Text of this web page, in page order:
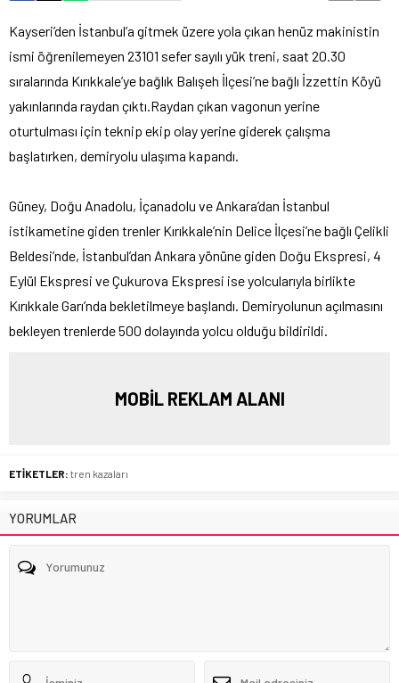
Kayseri’den İstanbul’a gitmek üzere yola çıkan henüz makinistin
ismi öğrenilemeyen 23101 sefer sayılı yük treni, saat 20.30
sıralarında Kırıkkale’ye bağlık Balışeh İlçesi’ne bağlı İzzettin Köyü
yakınlarında raydan çıktı. Raydan çıkan vagonun yerine
oturtulması için teknip ekip olay yerine giderek çalışma
başlatırken, demiryolu ulaşıma kapandı.
Güney, Doğu Anadolu, İçanadolu ve Ankara’dan İstanbul
istikametine giden trenler Kırıkkale’nin Delice İlçesi’ne bağlı Çelikli
Beldesi’nde, İstanbul’dan Ankara yönüne giden Doğu Ekspresi, 4
Eylül Ekspresi ve Çukurova Ekspresi ise yolcularıyla birlikte
Kırıkkale Garı’nda bekletilmeye başlandı. Demiryolunun açılmasını
bekleyen trenlerde 500 dolayında yolcu olduğu bildirildi.
MOBİL REKLAM ALANI
ETİKETLER: tren kazaları
YORUMLAR